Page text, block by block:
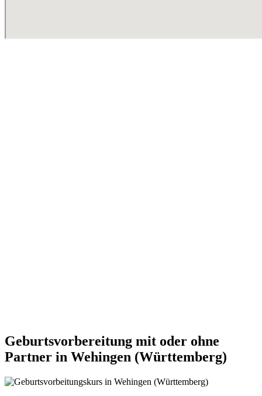
Geburtsvorbereitung mit oder ohne
Partner in Wehingen (Württemberg)